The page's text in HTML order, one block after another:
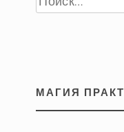
МАГИЯ